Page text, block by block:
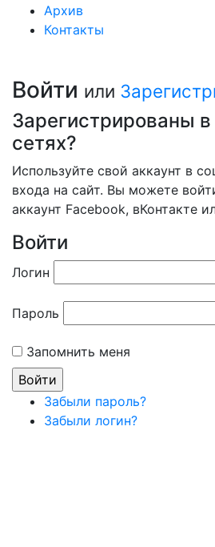
Архив
Контакты
Войти или
Зарегистрированы
сетях?
Используйте свой аккаунт в
входа на сайт. Вы можете
аккаунт Facebook, вКонтакте
Войти
Логин
Пароль
Запомнить меня
Забыли пароль?
Забыли логин?